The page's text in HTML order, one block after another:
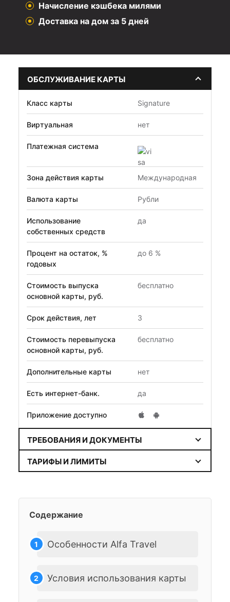
Начисление кэшбека милями
Доставка на дом за 5 дней
ОБСЛУЖИВАНИЕ КАРТЫ
Класс карты Signature
Виртуальная нет
Платежная система
Зона действия карты Международная
Валюта карты Рубли
Использование
собственных средств
да
Процент на остаток, %
годовых
до 6 %
Стоимость выпуска
основной карты, руб.
бесплатно
Срок действия, лет 3
Стоимость перевыпуска
основной карты, руб.
бесплатно
Дополнительные карты нет
Есть интернет-банк. да
Приложение доступно
ТРЕБОВАНИЯ И ДОКУМЕНТЫ
ТАРИФЫ И ЛИМИТЫ
Содержание
Особенности Alfa Travel
Условия использования карты